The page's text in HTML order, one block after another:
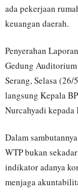
ada pekerjaan
keuangan daerah.
Penyerahan
Gedung
Serang, Selasa
langsung Kepala
Nurcahyadi kepada
Dalam
WTP bukan
indikator adanya
menjaga